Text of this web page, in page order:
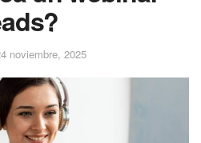
noviembre, 2025